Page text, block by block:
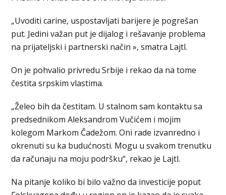
„Uvoditi carine, uspostavljati barijere je pogrešan
put. Jedini važan put je dijalog i rešavanje problema
na prijateljski i partnerski način », smatra Lajtl.
On je pohvalio privredu Srbije i rekao da na tome
čestita srpskim vlastima.
„Želeo bih da čestitam. U stalnom sam kontaktu sa
predsednikom Aleksandrom Vučićem i mojim
kolegom Markom Čadežom. Oni rade izvanredno i
okrenuti su ka budućnosti. Mogu u svakom trenutku
da računaju na moju podršku“, rekao je Lajtl.
Na pitanje koliko bi bilo važno da investicije poput